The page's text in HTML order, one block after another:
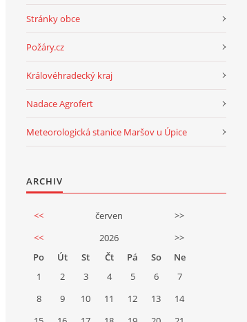
Stránky obce
Požáry.cz
Královéhradecký kraj
Nadace Agrofert
Meteorologická stanice Maršov u Úpice
ARCHIV
<< červen
>>
<<
2026
>>
Po
Út St Čt Pá So
Ne
1
2 3 4 5 6
7
8
9 10 11 12 13
14